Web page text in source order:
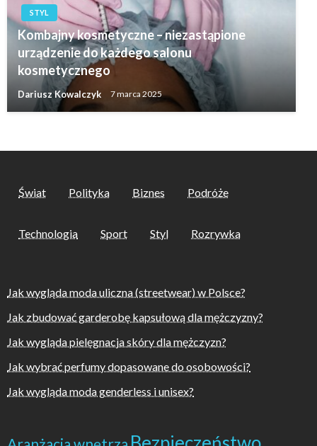
STYL
Kombajny kosmetyczne – niezastąpione
urządzenie do każdego salonu
kosmetycznego
Dariusz Kowalczyk 7 marca 2025
Świat Polityka Biznes Podróże
Technologia Sport Styl Rozrywka
Jak wygląda moda uliczna (streetwear) w Polsce?
Jak zbudować garderobę kapsułową dla mężczyzny?
Jak wygląda pielęgnacja skóry dla mężczyzn?
Jak wybrać perfumy dopasowane do osobowości?
Jak wygląda moda genderless i unisex?